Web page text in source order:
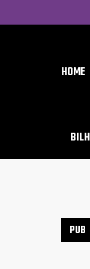
HOME
PUB